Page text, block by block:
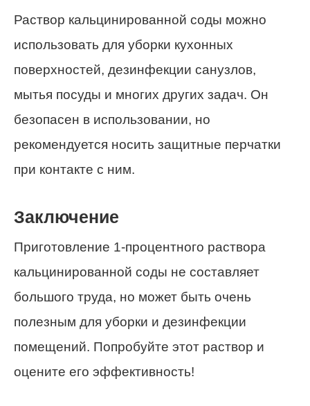
Раствор кальцинированной соды можно
использовать для уборки кухонных
поверхностей, дезинфекции санузлов,
мытья посуды и многих других задач. Он
безопасен в использовании, но
рекомендуется носить защитные перчатки
при контакте с ним.
Заключение
Приготовление 1-процентного раствора
кальцинированной соды не составляет
большого труда, но может быть очень
полезным для уборки и дезинфекции
помещений. Попробуйте этот раствор и
оцените его эффективность!